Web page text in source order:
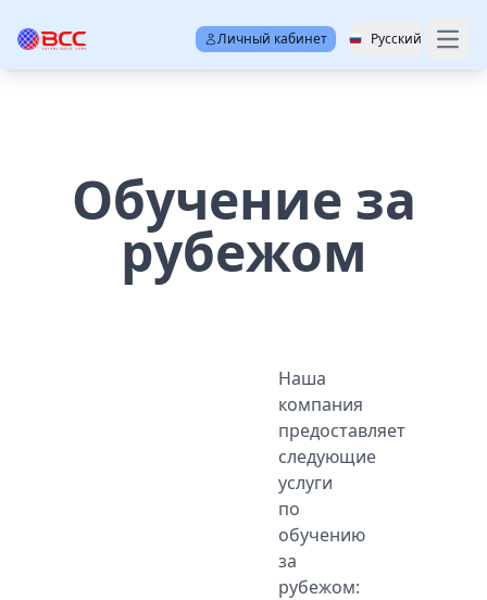
Личный кабинет Русский
Обучение за
рубежом
Наша
компания
предоставляет
следующие
услуги
по
обучению
за
рубежом: